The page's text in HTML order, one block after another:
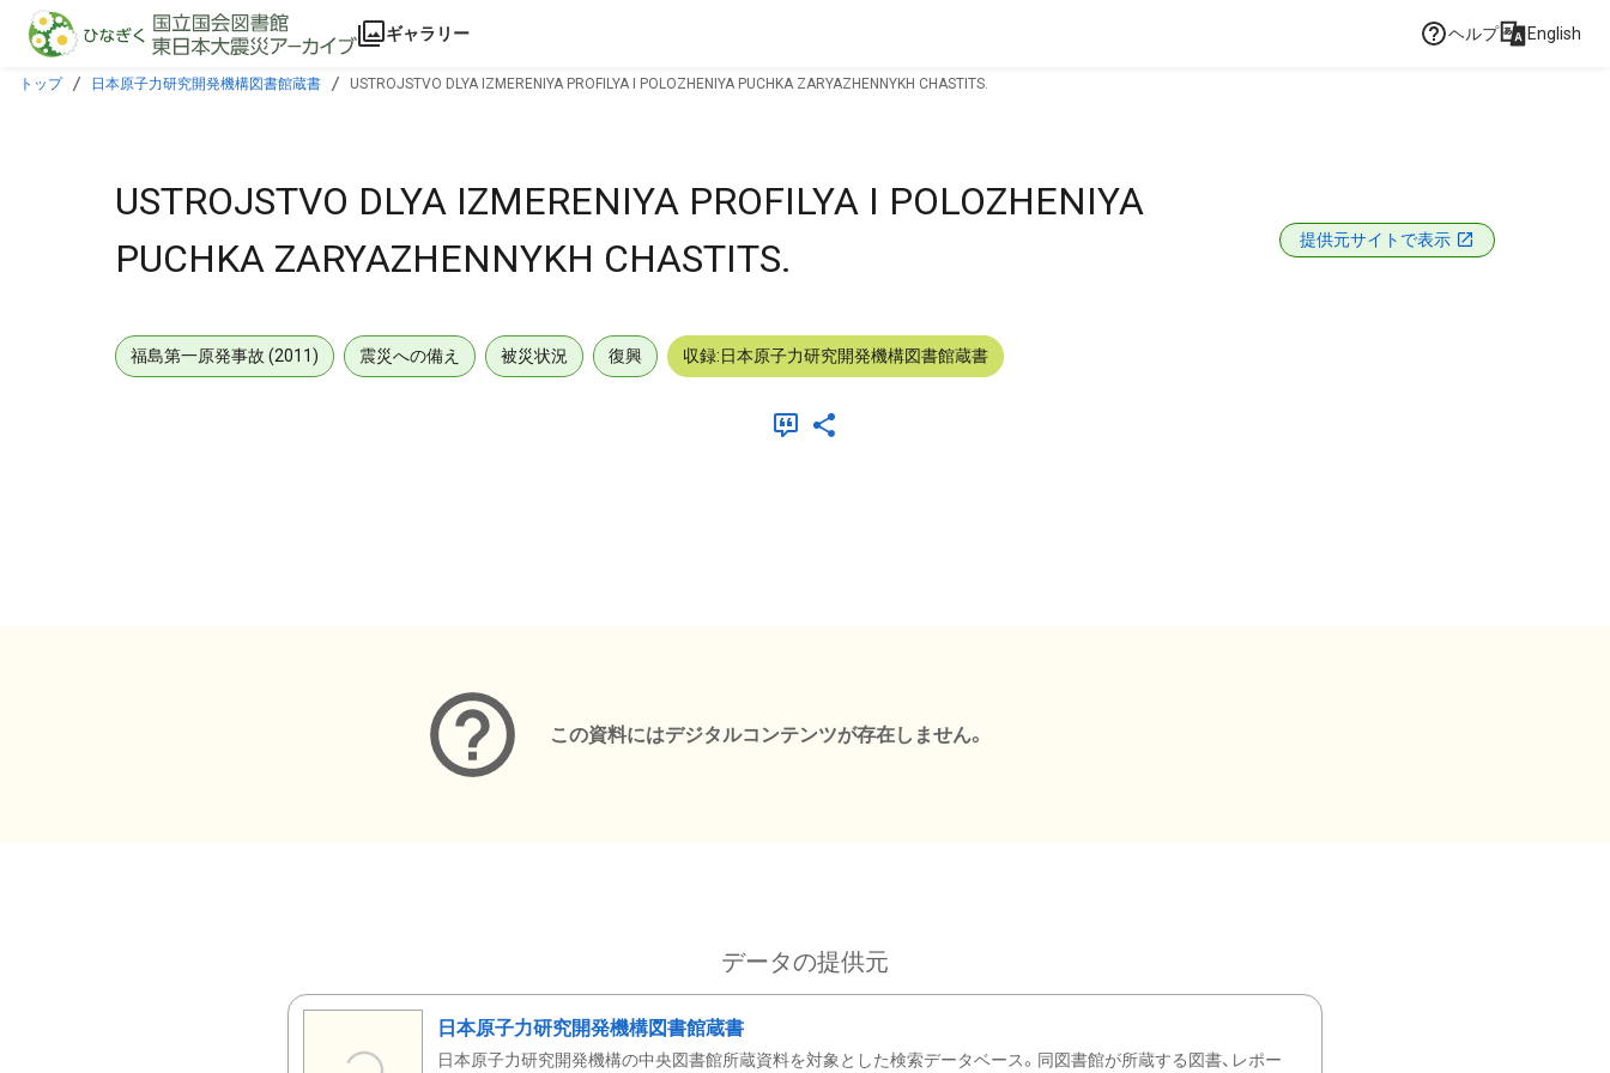
本文に飛ぶ
ギャラリー ヘルプ English
トップ 日本原子力研究開発機構図書館蔵書 USTROJSTVO DLYA IZMERENIYA PROFILYA I POLOZHENIYA PUCHKA ZARYAZHENNYKH CHASTITS.
USTROJSTVO DLYA IZMERENIYA PROFILYA I POLOZHENIYA
PUCHKA ZARYAZHENNYKH CHASTITS.
提供元サイトで表示
福島第一原発事故 (2011) 震災への備え 被災状況 復興 収録:日本原子力研究開発機構図書館蔵書
この資料にはデジタルコンテンツが存在しません。
データの提供元
日本原子力研究開発機構図書館蔵書
日本原子力研究開発機構の中央図書館所蔵資料を対象とした検索データベース。同図書館が所蔵する図書、レポー